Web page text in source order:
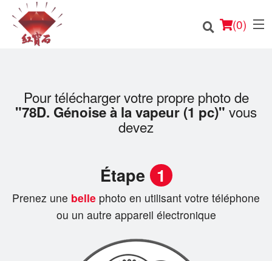
(0)
Commander en ligne
Connection
Pour télécharger votre propre photo de
"78D. Génoise à la vapeur (1 pc)" vous
devez
Étape 1
Prenez une belle photo en utilisant votre téléphone
ou un autre appareil électronique